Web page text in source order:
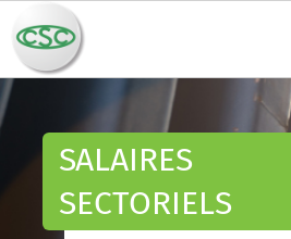
SALAIRES
SECTORIELS